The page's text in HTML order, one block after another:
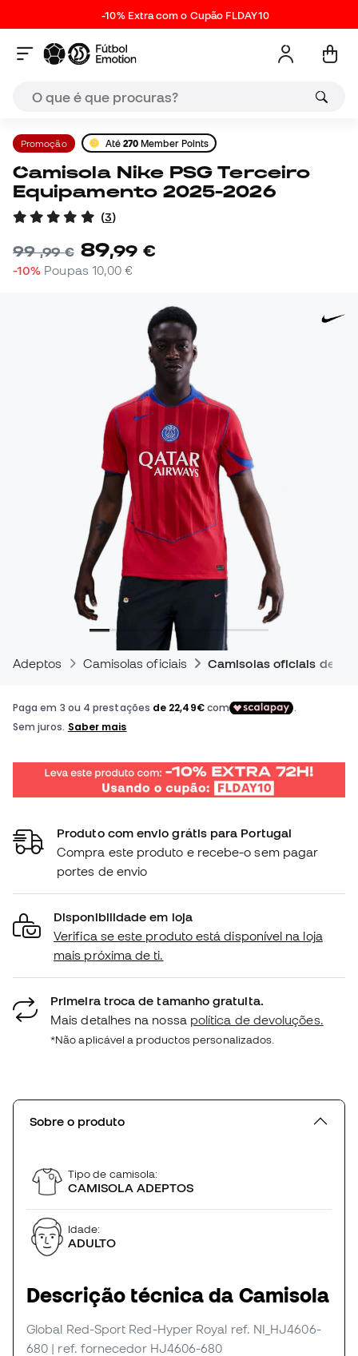
-10% Extra com o Cupão FLDAY10
Promoção Até 270 Member Points
Camisola Nike PSG Terceiro
Equipamento 2025-2026
(3)
99,99 € 89,99 €
-10% Poupas 10,00 €
Adeptos Camisolas oficiais Camisolas oficiais de
Produto com envio grátis para Portugal
Compra este produto e recebe-o sem pagar
portes de envio
Disponibilidade em loja
Verifica se este produto está disponível na loja
mais próxima de ti.
Primeira troca de tamanho gratuita.
Mais detalhes na nossa política de devoluções.
*Não aplicável a productos personalizados.
Sobre o produto
Tipo de camisola:
CAMISOLA ADEPTOS
Idade:
ADULTO
Descrição técnica da Camisola
Global Red-Sport Red-Hyper Royal ref. NI_HJ4606-
680 | ref. fornecedor HJ4606-680